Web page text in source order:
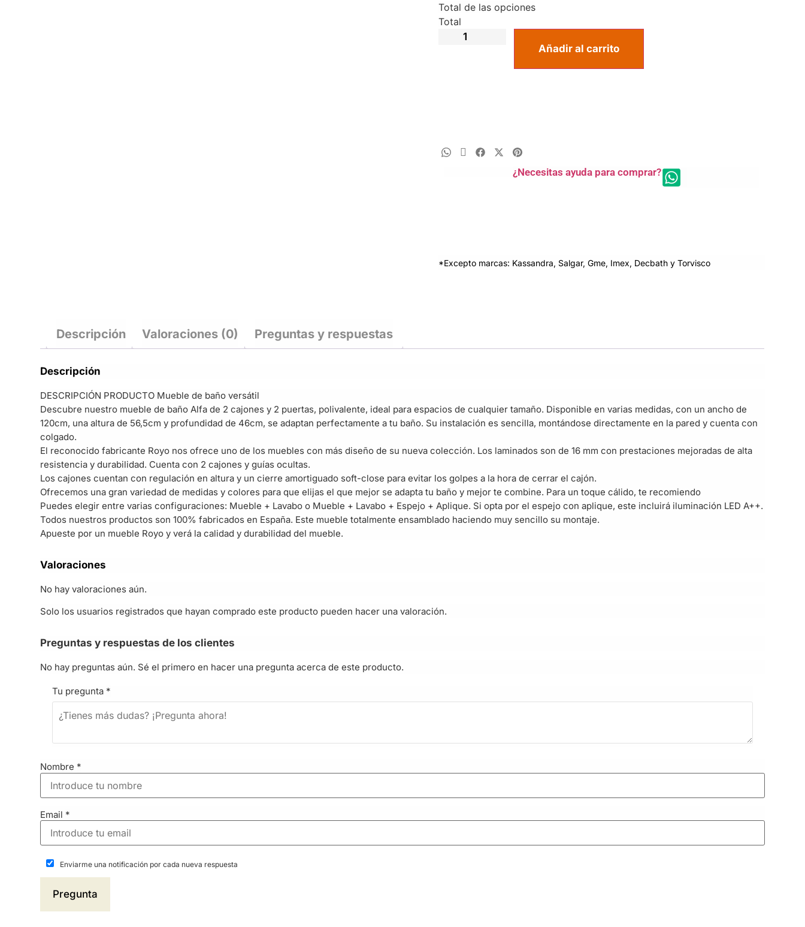
Total de las opciones
Total
Añadir al carrito
¿Necesitas ayuda para comprar?
*Excepto marcas: Kassandra, Salgar, Gme, Imex, Decbath y Torvisco
Descripción Valoraciones (0) Preguntas y respuestas
Descripción
DESCRIPCIÓN PRODUCTO Mueble de baño versátil
Descubre nuestro mueble de baño Alfa de 2 cajones y 2 puertas, polivalente, ideal para espacios de cualquier tamaño. Disponible en varias medidas, con un ancho de
120cm, una altura de 56,5cm y profundidad de 46cm, se adaptan perfectamente a tu baño. Su instalación es sencilla, montándose directamente en la pared y cuenta con
colgado.
El reconocido fabricante Royo nos ofrece uno de los muebles con más diseño de su nueva colección. Los laminados son de 16 mm con prestaciones mejoradas de alta
resistencia y durabilidad. Cuenta con 2 cajones y guías ocultas.
Los cajones cuentan con regulación en altura y un cierre amortiguado soft-close para evitar los golpes a la hora de cerrar el cajón.
Ofrecemos una gran variedad de medidas y colores para que elijas el que mejor se adapta tu baño y mejor te combine. Para un toque cálido, te recomiendo
Puedes elegir entre varias configuraciones: Mueble + Lavabo o Mueble + Lavabo + Espejo + Aplique. Si opta por el espejo con aplique, este incluirá iluminación LED A++.
Todos nuestros productos son 100% fabricados en España. Este mueble totalmente ensamblado haciendo muy sencillo su montaje.
Apueste por un mueble Royo y verá la calidad y durabilidad del mueble.
Valoraciones
No hay valoraciones aún.
Solo los usuarios registrados que hayan comprado este producto pueden hacer una valoración.
Preguntas y respuestas de los clientes
No hay preguntas aún. Sé el primero en hacer una pregunta acerca de este producto.
Tu pregunta *
Nombre *
Email *
Enviarme una notificación por cada nueva respuesta